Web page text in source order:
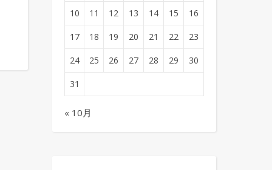
10 11 12 13 14 15 16
17 18 19 20 21 22 23
24 25 26 27 28 29 30
31
« 10月